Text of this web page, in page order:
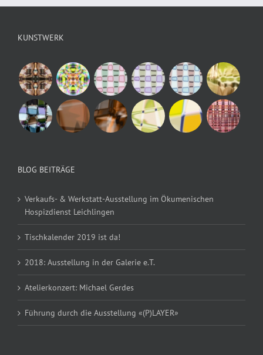
KUNSTWERK
BLOG BEITRÄGE
Verkaufs- & Werkstatt-Ausstellung im Ökumenischen
Hospizdienst Leichlingen
Tischkalender 2019 ist da!
2018: Ausstellung in der Galerie e.T.
Atelierkonzert: Michael Gerdes
Führung durch die Ausstellung «(P)LAYER»